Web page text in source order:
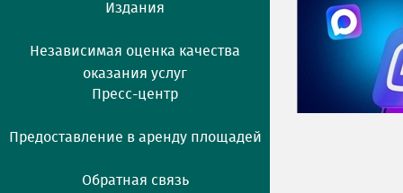
Издания
Независимая оценка качества
оказания услуг
Пресс-центр
Предоставление в аренду площадей
Обратная связь